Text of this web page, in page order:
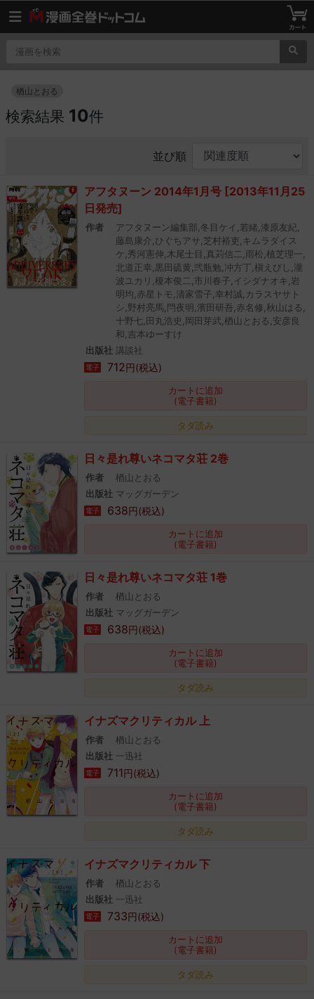
楢山とおる
検索結果 10件
並び順
アフタヌーン 2014年1月号 [2013年11月25
日発売]
作者
アフタヌーン編集部,冬目ケイ,若緒,漆原友紀,
藤島康介,ひぐちアサ,芝村裕吏,キムラダイス
ケ,秀河憲伸,木尾士目,真苅信二,雨松,植芝理一,
北道正幸,黒田硫黄,弐瓶勉,冲方丁,槇えびし,瀧
波ユカリ,榎本俊二,市川春子,イシダナオキ,岩
明均,赤星トモ,清家雪子,幸村誠,カラスヤサト
シ,野村亮馬,閂夜明,濱田研吾,赤名修,秋山はる,
十野七,田丸浩史,岡田芽武,楢山とおる,安彦良
和,吉本ゆーすけ
出版社 講談社
電子 712円(税込)
カートに追加
(電子書籍)
タダ読み
日々是れ尊いネコマタ荘 2巻
作者
楢山とおる
出版社 マッグガーデン
電子 638円(税込)
カートに追加
(電子書籍)
日々是れ尊いネコマタ荘 1巻
作者
楢山とおる
出版社 マッグガーデン
電子 638円(税込)
カートに追加
(電子書籍)
タダ読み
イナズマクリティカル 上
作者
楢山とおる
出版社
一迅社
電子 711円(税込)
カートに追加
(電子書籍)
タダ読み
イナズマクリティカル 下
作者
楢山とおる
出版社
一迅社
電子 733円(税込)
カートに追加
(電子書籍)
タダ読み